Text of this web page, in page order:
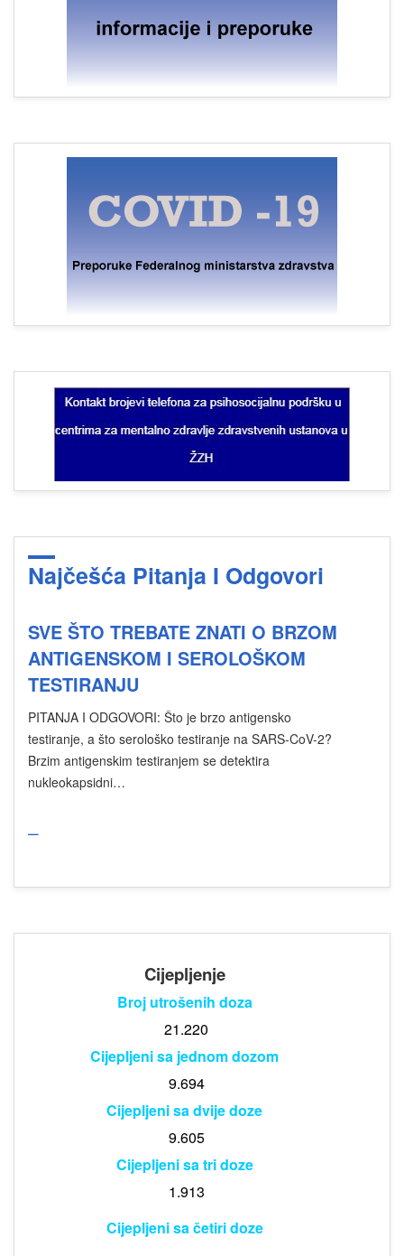
Najčešća Pitanja I Odgovori
SVE ŠTO TREBATE ZNATI O BRZOM
ANTIGENSKOM I SEROLOŠKOM
TESTIRANJU
PITANJA I ODGOVORI: Što je brzo antigensko
testiranje, a što serološko testiranje na SARS-CoV-2?
Brzim antigenskim testiranjem se detektira
nukleokapsidni…
Cijepljenje
Broj utrošenih doza
21.220
Cijepljeni sa jednom dozom
9.694
Cijepljeni sa dvije doze
9.605
Cijepljeni sa tri doze
1.913
Cijepljeni sa četiri doze